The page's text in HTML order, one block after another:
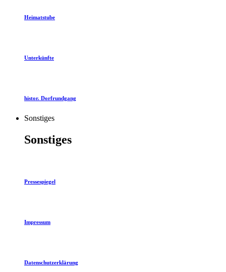
Heimatstube
Unterkünfte
histor. Dorfrundgang
Sonstiges
Sonstiges
Pressespiegel
Impressum
Datenschutzerklärung